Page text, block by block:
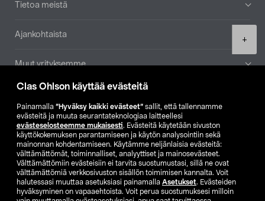
Clas Ohlson käyttää evästeitä
Painamalla ”Hyväksy kaikki evästeet” sallit, että tallennamme
evästeitä ja muuta seurantateknologiaa laitteellesi
evästeselosteemme mukaisesti. Evästeitä käytetään sivuston
käyttökokemuksen parantamiseen ja käytön analysointiin sekä
mainonnan kohdentamiseen. Käytämme neljänlaisia evästeitä:
välttämättömät, toiminnalliset, analyyttiset ja mainosevästeet.
Välttämättömiin evästeisiin ei tarvita suostumustasi, sillä ne ovat
välttämättömiä verkkosivuston sisällön toimimisen kannalta. Voit
halutessasi muuttaa asetuksiasi painamalla Asetukset. Evästeiden
hyväksyminen on vapaaehtoista. Voit perua suostumuksesi milloin
+
Tietoa meistä
Ajankohtaista
Muut yrityksemme
Etsi myymälä
SE NO FI
FI SV